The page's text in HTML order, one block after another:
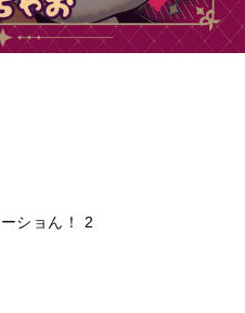
ショん！ 2